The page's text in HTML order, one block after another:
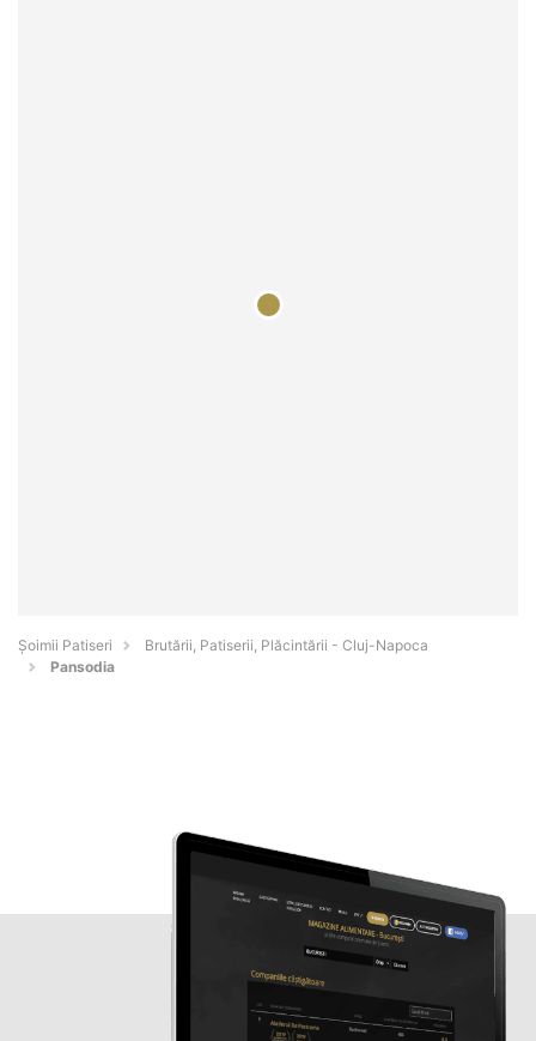
Șoimii Patiseri
Brutării, Patiserii, Plăcintării - Cluj-Napoca
Pansodia